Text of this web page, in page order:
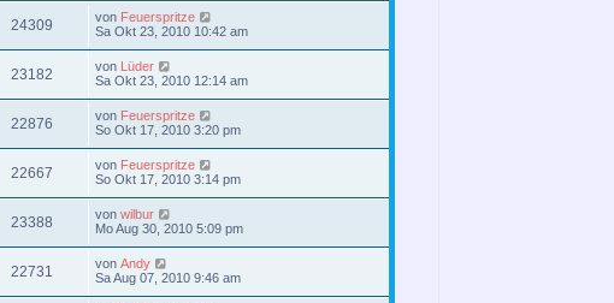
24309 von Feuerspritze
Sa Okt 23, 2010 10:42 am
23182 von Lüder
Sa Okt 23, 2010 12:14 am
22876 von Feuerspritze
So Okt 17, 2010 3:20 pm
22667 von Feuerspritze
So Okt 17, 2010 3:14 pm
23388 von wilbur
Mo Aug 30, 2010 5:09 pm
22731 von Andy
Sa Aug 07, 2010 9:46 am